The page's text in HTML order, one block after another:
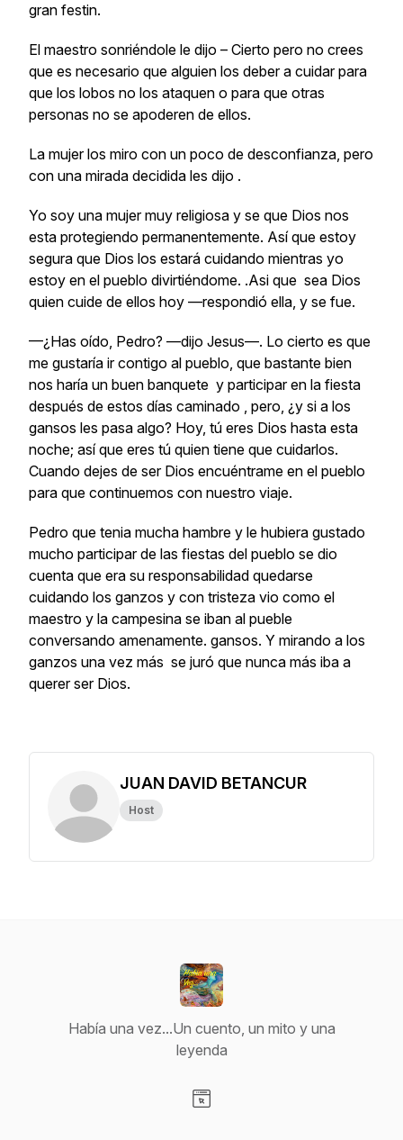
gran festin.
El maestro sonriéndole le dijo – Cierto pero no crees
que es necesario que alguien los deber a cuidar para
que los lobos no los ataquen o para que otras
personas no se apoderen de ellos.
La mujer los miro con un poco de desconfianza, pero
con una mirada decidida les dijo .
Yo soy una mujer muy religiosa y se que Dios nos
esta protegiendo permanentemente. Así que estoy
segura que Dios los estará cuidando mientras yo
estoy en el pueblo divirtiéndome. .Asi que sea Dios
quien cuide de ellos hoy —respondió ella, y se fue.
—¿Has oído, Pedro? —dijo Jesus—. Lo cierto es que
me gustaría ir contigo al pueblo, que bastante bien
nos haría un buen banquete y participar en la fiesta
después de estos días caminado , pero, ¿y si a los
gansos les pasa algo? Hoy, tú eres Dios hasta esta
noche; así que eres tú quien tiene que cuidarlos.
Cuando dejes de ser Dios encuéntrame en el pueblo
para que continuemos con nuestro viaje.
Pedro que tenia mucha hambre y le hubiera gustado
mucho participar de las fiestas del pueblo se dio
cuenta que era su responsabilidad quedarse
cuidando los ganzos y con tristeza vio como el
maestro y la campesina se iban al pueble
conversando amenamente. gansos. Y mirando a los
ganzos una vez más se juró que nunca más iba a
querer ser Dios.
JUAN DAVID BETANCUR
Host
Había una vez...Un cuento, un mito y una
leyenda